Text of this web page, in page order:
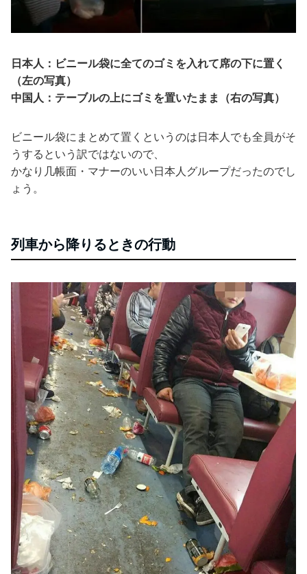
日本人：ビニール袋に全てのゴミを入れて席の下に置く
（左の写真）
中国人：テーブルの上にゴミを置いたまま（右の写真）
ビニール袋にまとめて置くというのは日本人でも全員がそ
うするという訳ではないので、
かなり几帳面・マナーのいい日本人グループだったのでし
ょう。
列車から降りるときの行動